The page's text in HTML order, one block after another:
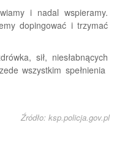
i nadal wspieramy.
dopingować i trzymać
sił, niesłabnących
wszystkim spełnienia
Źródło: ksp.policja.gov.pl